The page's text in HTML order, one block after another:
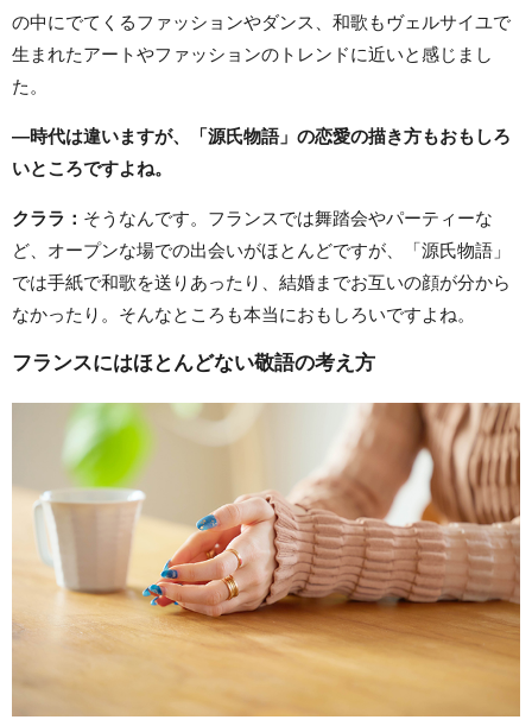
の中にでてくるファッションやダンス、和歌もヴェルサイユで
生まれたアートやファッションのトレンドに近いと感じまし
た。
―時代は違いますが、「源氏物語」の恋愛の描き方もおもしろ
いところですよね。
クララ： そうなんです。フランスでは舞踏会やパーティーな
ど、オープンな場での出会いがほとんどですが、「源氏物語」
では手紙で和歌を送りあったり、結婚までお互いの顔が分から
なかったり。そんなところも本当におもしろいですよね。
フランスにはほとんどない敬語の考え方